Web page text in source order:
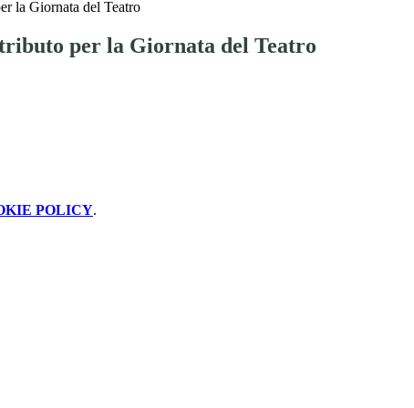
la Giornata del Teatro
per la Giornata del Teatro
POLICY.